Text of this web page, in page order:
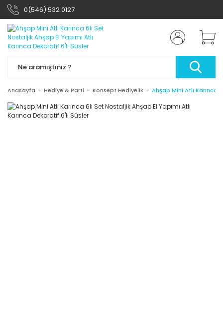
0(546) 532 0127
Anasayfa Hediye & Parti Konsept Hediyelik Ahşap Mini Atlı Karınca